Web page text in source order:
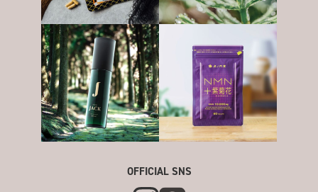
OFFICIAL SNS